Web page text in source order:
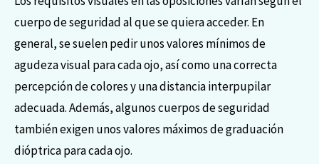
cuerpo de seguridad al que se quiera acceder. En
general, se suelen pedir unos valores mínimos de
agudeza visual para cada ojo, así como una correcta
percepción de colores y una distancia interpupilar
adecuada. Además, algunos cuerpos de seguridad
también exigen unos valores máximos de graduación
dióptrica para cada ojo.